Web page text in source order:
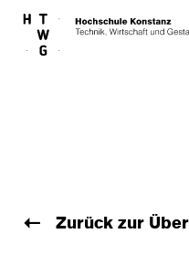
Skip to main content
Zurück zur